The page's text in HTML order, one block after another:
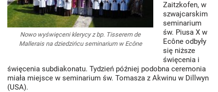
Nowo wyświęceni klerycy z bp. Tisserem de
Mallerais na dziedzińcu seminarium w Ecône
Zaitzkofen, w
szwajcarskim
seminarium
św. Piusa X w
Ecône odbyły
się niższe
święcenia i
święcenia subdiakonatu. Tydzień później podobna ceremonia
miała miejsce w seminarium św. Tomasza z Akwinu w Dillwyn
(USA).